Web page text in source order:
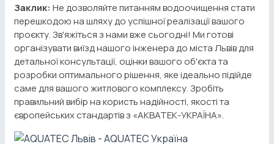
Заклик: Не дозволяйте питанням водоочищення стати
перешкодою на шляху до успішної реалізації вашого
проєкту. Зв'яжіться з нами вже сьогодні! Ми готові
організувати виїзд нашого інженера до міста Львів для
детальної консультації, оцінки вашого об'єкта та
розробки оптимального рішення, яке ідеально підійде
саме для вашого житлового комплексу. Зробіть
правильний вибір на користь надійності, якості та
європейських стандартів з «АКВАТЕК-УКРАЇНА».